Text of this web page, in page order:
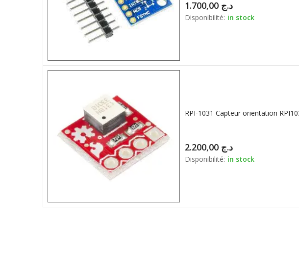
د.ج
Disponibilité: in stock
د.ج
Disponibilité: in stock